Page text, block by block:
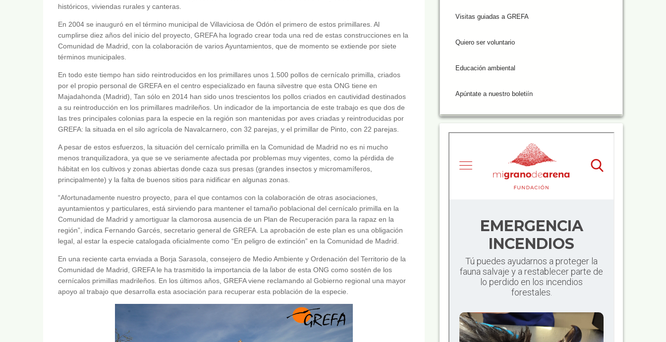
históricos, viviendas rurales y canteras.
En 2004 se inauguró en el término municipal de Villaviciosa de Odón el primero de estos primillares. Al
cumplirse diez años del inicio del proyecto, GREFA ha logrado crear toda una red de estas construcciones en la
Comunidad de Madrid, con la colaboración de varios Ayuntamientos, que de momento se extiende por siete
términos municipales.
En todo este tiempo han sido reintroducidos en los primillares unos 1.500 pollos de cernícalo primilla, criados
por el propio personal de GREFA en el centro especializado en fauna silvestre que esta ONG tiene en
Majadahonda (Madrid), Tan sólo en 2014 han sido unos trescientos los pollos criados en cautividad destinados
a su reintroducción en los primillares madrileños. Un indicador de la importancia de este trabajo es que dos de
las tres principales colonias para la especie en la región son mantenidas por aves criadas y reintroducidas por
GREFA: la situada en el silo agrícola de Navalcarnero, con 32 parejas, y el primillar de Pinto, con 22 parejas.
A pesar de estos esfuerzos, la situación del cernícalo primilla en la Comunidad de Madrid no es ni mucho
menos tranquilizadora, ya que se ve seriamente afectada por problemas muy vigentes, como la pérdida de
hábitat en los cultivos y zonas abiertas donde caza sus presas (grandes insectos y micromamíferos,
principalmente) y la falta de buenos sitios para nidificar en algunas zonas.
“Afortunadamente nuestro proyecto, para el que contamos con la colaboración de otras asociaciones,
ayuntamientos y particulares, está sirviendo para mantener el tamaño poblacional del cernícalo primilla en la
Comunidad de Madrid y amortiguar la clamorosa ausencia de un Plan de Recuperación para la rapaz en la
región”, indica Fernando Garcés, secretario general de GREFA. La aprobación de este plan es una obligación
legal, al estar la especie catalogada oficialmente como “En peligro de extinción” en la Comunidad de Madrid.
En una reciente carta enviada a Borja Sarasola, consejero de Medio Ambiente y Ordenación del Territorio de la
Comunidad de Madrid, GREFA le ha trasmitido la importancia de la labor de esta ONG como sostén de los
cernícalos primillas madrileños. En los últimos años, GREFA viene reclamando al Gobierno regional una mayor
apoyo al trabajo que desarrolla esta asociación para recuperar esta población de la especie.
Visitas guiadas a GREFA
Quiero ser voluntario
Educación ambiental
Apúntate a nuestro boletiín